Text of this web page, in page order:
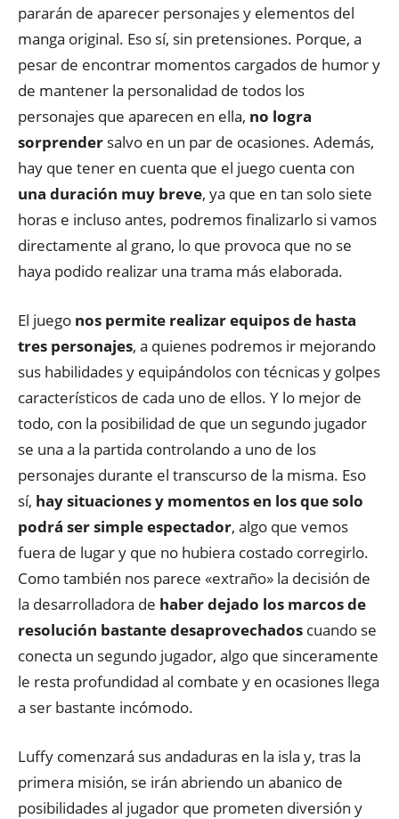
pararán de aparecer personajes y elementos del
manga original. Eso sí, sin pretensiones. Porque, a
pesar de encontrar momentos cargados de humor y
de mantener la personalidad de todos los
personajes que aparecen en ella, no logra
sorprender salvo en un par de ocasiones. Además,
hay que tener en cuenta que el juego cuenta con
una duración muy breve, ya que en tan solo siete
horas e incluso antes, podremos finalizarlo si vamos
directamente al grano, lo que provoca que no se
haya podido realizar una trama más elaborada.
El juego nos permite realizar equipos de hasta
tres personajes, a quienes podremos ir mejorando
sus habilidades y equipándolos con técnicas y golpes
característicos de cada uno de ellos. Y lo mejor de
todo, con la posibilidad de que un segundo jugador
se una a la partida controlando a uno de los
personajes durante el transcurso de la misma. Eso
sí, hay situaciones y momentos en los que solo
podrá ser simple espectador, algo que vemos
fuera de lugar y que no hubiera costado corregirlo.
Como también nos parece «extraño» la decisión de
la desarrolladora de haber dejado los marcos de
resolución bastante desaprovechados cuando se
conecta un segundo jugador, algo que sinceramente
le resta profundidad al combate y en ocasiones llega
a ser bastante incómodo.
Luffy comenzará sus andaduras en la isla y, tras la
primera misión, se irán abriendo un abanico de
posibilidades al jugador que prometen diversión y